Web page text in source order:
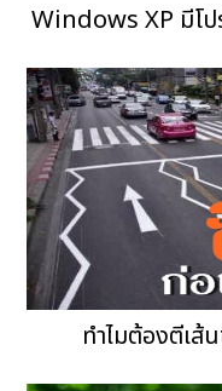
Windows XP มีโ
ทำไมต้องตีเส้